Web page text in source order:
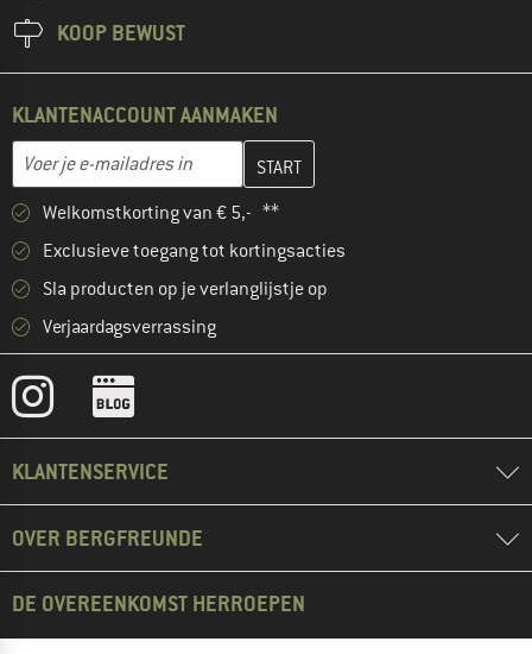
KOOP BEWUST
KLANTENACCOUNT AANMAKEN
E-mailadres
Vul je e-mailadres hier in en maak in de volgende stap je
Welkomstkorting van € 5,- **
Exclusieve toegang tot kortingsacties
Sla producten op je verlanglijstje op
Verjaardagsverrassing
KLANTENSERVICE
OVER BERGFREUNDE
DE OVEREENKOMST HERROEPEN